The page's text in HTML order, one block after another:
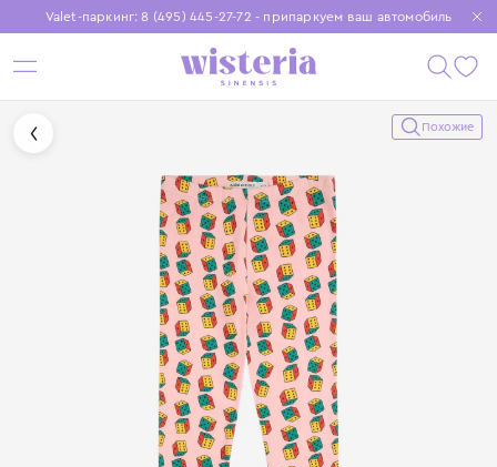
Valet-паркинг: 8 (495) 445-27-72 - припаркуем ваш автомобиль
Бесплатная доставка при заказе от 15 000 ₽
Установите приложение, чтобы покупки были еще удобнее
Похожие